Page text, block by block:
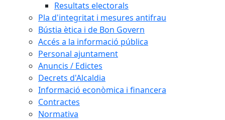
Resultats electorals
Pla d'integritat i mesures antifrau
Bústia ètica i de Bon Govern
Accés a la informació pública
Personal ajuntament
Anuncis / Edictes
Decrets d'Alcaldia
Informació econòmica i financera
Contractes
Normativa